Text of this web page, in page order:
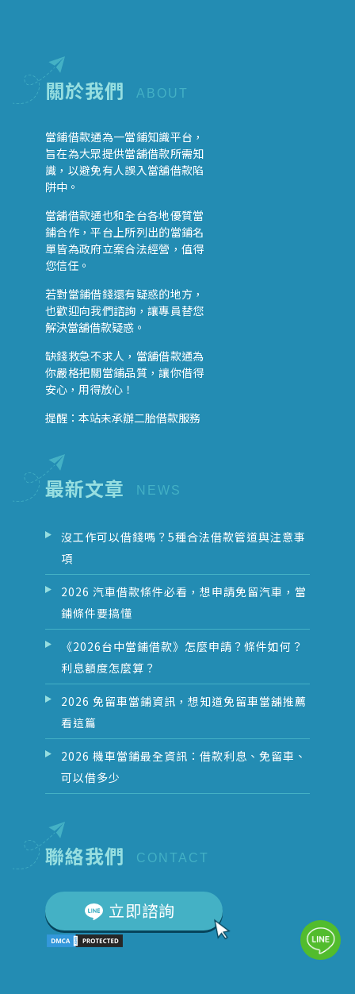
關於我們 ABOUT
當鋪借款通為一當鋪知識平台，
旨在為大眾提供當舖借款所需知
識，以避免有人誤入當舖借款陷
阱中。
當舖借款通也和全台各地優質當
鋪合作，平台上所列出的當鋪名
單皆為政府立案合法經營，值得
您信任。
若對當鋪借錢還有疑惑的地方，
也歡迎向我們諮詢，讓專員替您
解決當舖借款疑惑。
缺錢救急不求人，當舖借款通為
你嚴格把關當鋪品質，讓你借得
安心，用得放心！
提醒：本站未承辦二胎借款服務
最新文章
沒工作可以借錢嗎？5種合法借款管道與注意事
項
2026 汽車借款條件必看，想申請免留汽車，當
鋪條件要搞懂
《2026台中當鋪借款》怎麼申請？條件如何？
利息額度怎麼算？
2026 免留車當鋪資訊，想知道免留車當舖推薦
看這篇
2026 機車當鋪最全資訊：借款利息、免留車、
可以借多少
聯絡我們 CONTACT
立即諮詢